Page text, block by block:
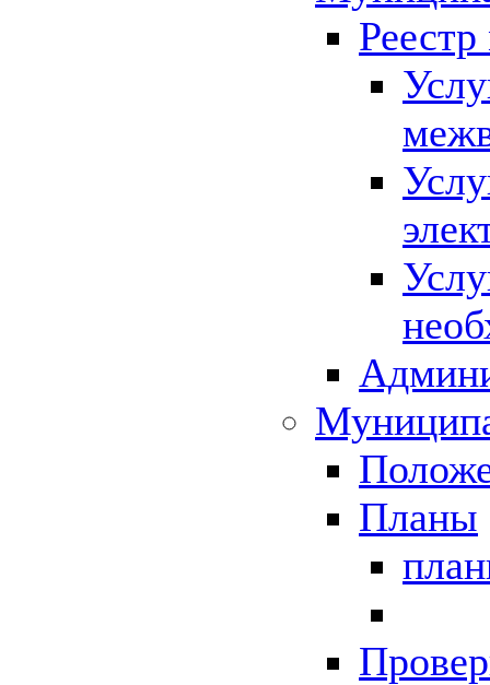
Планы